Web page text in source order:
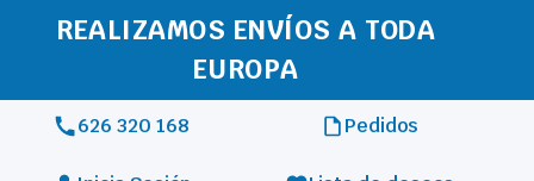
REALIZAMOS ENVÍOS A TODA
EUROPA
626 320 168 Pedidos